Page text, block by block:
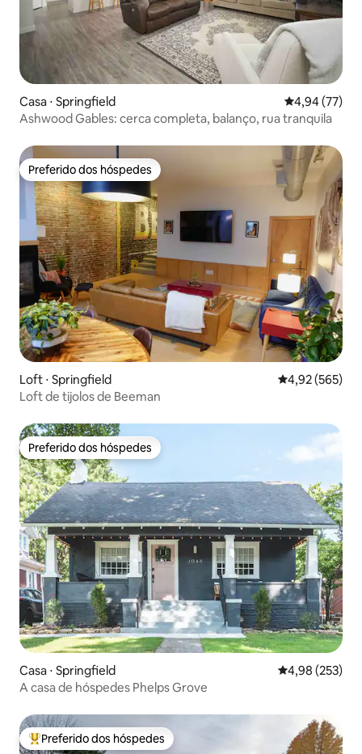
Casa ⋅ Springfield 4,94 de uma
4,94 (77)
Ashwood Gables: cerca completa, balanço, rua tranquila
Preferido dos hóspedes
Preferido dos hóspedes
Loft ⋅ Springfield 4,92 de uma
4,92 (565)
Loft de tijolos de Beeman
Preferido dos hóspedes
Preferido dos hóspedes
Casa ⋅ Springfield 4,98 de uma
4,98 (253)
A casa de hóspedes Phelps Grove
Entre os melhores preferidos dos hóspedes
Preferido dos hóspedes